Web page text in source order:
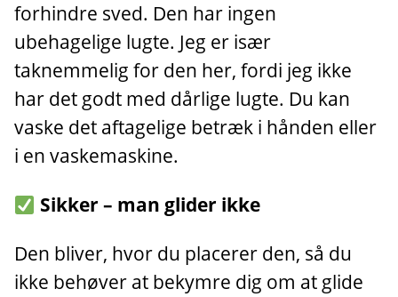
forhindre sved. Den har ingen
ubehagelige lugte. Jeg er især
taknemmelig for den her, fordi jeg ikke
har det godt med dårlige lugte. Du kan
vaske det aftagelige betræk i hånden eller
i en vaskemaskine.
Sikker – man glider ikke
Den bliver, hvor du placerer den, så du
ikke behøver at bekymre dig om at glide